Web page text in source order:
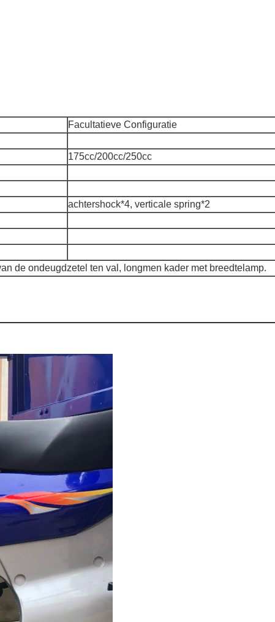
Facultatieve Configuratie
175cc/200cc/250cc
achtershock*4, verticale spring*2
de ondeugdzetel ten val, longmen kader met breedtelamp.